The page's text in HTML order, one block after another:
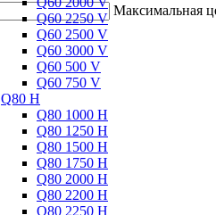
Q60 2250 V
Q60 2500 V
Q60 3000 V
Q60 500 V
Q60 750 V
Q80 H
Q80 1000 H
Q80 1250 H
Q80 1500 H
Q80 1750 H
Q80 2000 H
Q80 2200 H
Q80 2250 H
Максимальная